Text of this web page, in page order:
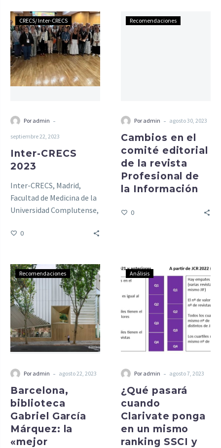
CRECS/ Inter-CRECS
Por admin -
septiembre 22, 2023
Inter-CRECS
2023
Inter-CRECS, Madrid,
Facultad de Medicina de la
Universidad Complutense,
0
Recomendaciones
Por admin - agosto 30, 2023
Cambios en el
comité editorial
de la revista
Profesional de
la Información
0
Recomendaciones
Por admin - agosto 22, 2023
Barcelona,
biblioteca
Gabriel García
Márquez: la
«mejor
Análisis
Por admin - agosto 7, 2023
¿Qué pasará
cuando
Clarivate ponga
en un mismo
ranking SSCI y